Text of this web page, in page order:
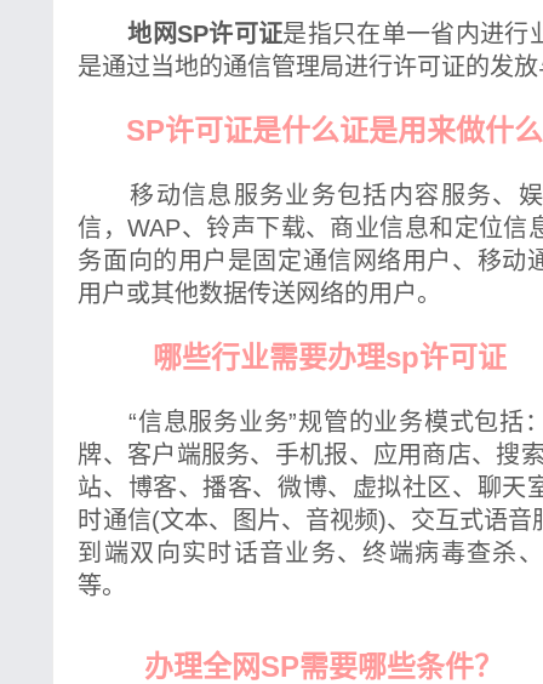
地网SP许可证是指只在单一省内进行
是通过当地的通信管理局进行许可证的发
SP许可证是什么证是用来做什
移动信息服务业务包括内容服务、
信，WAP、铃声下载、商业信息和定位信
务面向的用户是固定通信网络用户、移动
用户或其他数据传送网络的用户。
哪些行业需要办理sp许可证
“信息服务业务”规管的业务模式包括
牌、客户端服务、手机报、应用商店、搜
站、博客、播客、微博、虚拟社区、聊天
时通信(文本、图片、音视频)、交互式语
到端双向实时话音业务、终端病毒查杀
等。
办理全网SP需要哪些条件？